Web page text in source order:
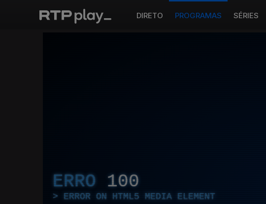
DIRETO PROGRAMAS SÉRIES
ERRO 100
ERROR ON HTML5 MEDIA ELEMENT